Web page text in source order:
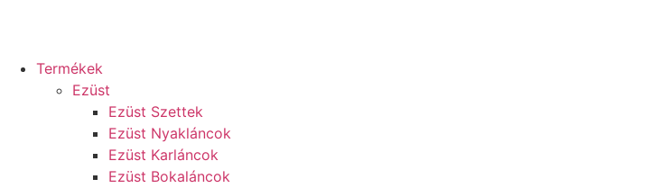
Termékek
Ezüst
Ezüst Szettek
Ezüst Nyakláncok
Ezüst Karláncok
Ezüst Bokaláncok